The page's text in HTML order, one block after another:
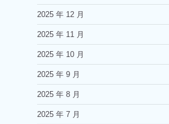
2025 年 12 月
2025 年 11 月
2025 年 10 月
2025 年 9 月
2025 年 8 月
2025 年 7 月